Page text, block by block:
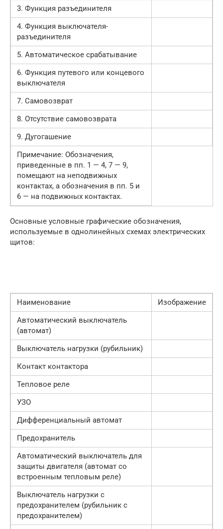
3. Функция разъединителя
4. Функция выключателя-
разъединителя
5. Автоматическое срабатывание
6. Функция путевого или концевого
выключателя
7. Самовозврат
8. Отсутствие самовозврата
9. Дугогашение
Примечание: Обозначения,
приведенные в пп. 1 — 4, 7 — 9,
помещают на неподвижных
контактах, а обозначения в пп. 5 и
6 — на подвижных контактах.
Основные условные графические обозначения,
используемые в однолинейных схемах электрических
щитов:
Наименование
Изображение
Автоматический выключатель
(автомат)
Выключатель нагрузки (рубильник)
Контакт контактора
Тепловое реле
УЗО
Дифференциальный автомат
Предохранитель
Автоматический выключатель для
защиты двигателя (автомат со
встроенным тепловым реле)
Выключатель нагрузки с
предохранителем (рубильник с
предохранителем)